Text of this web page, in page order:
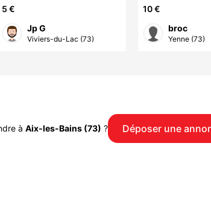
5 €
Jp G
Viviers-du-Lac (73)
10 €
broc
Yenne (73)
à Aix-les-Bains (73) ? Déposer une